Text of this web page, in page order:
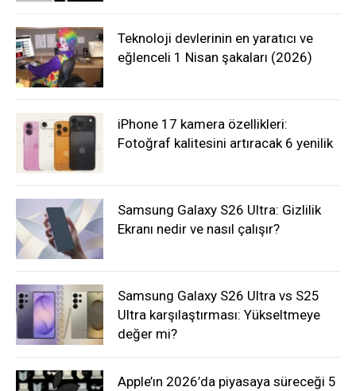
Teknoloji devlerinin en yaratıcı ve
eğlenceli 1 Nisan şakaları (2026)
iPhone 17 kamera özellikleri:
Fotoğraf kalitesini artıracak 6 yenilik
Samsung Galaxy S26 Ultra: Gizlilik
Ekranı nedir ve nasıl çalışır?
Samsung Galaxy S26 Ultra vs S25
Ultra karşılaştırması: Yükseltmeye
değer mi?
Apple’ın 2026’da piyasaya süreceği 5